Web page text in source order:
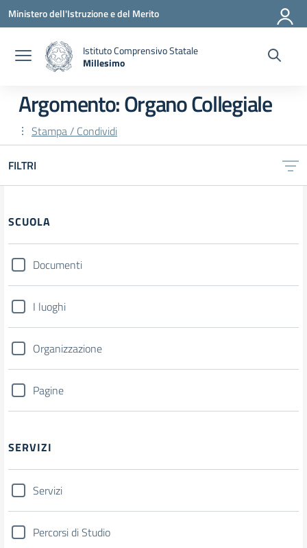
Vai ai contenuti
Vai al menu di navigazione
Vai al footer
Ministero dell'Istruzione e del Merito
Istituto Comprensivo Statale
Millesimo
Argomento: Organo Collegiale
Stampa / Condividi
FILTRI
Filtri
SCUOLA
Documenti
I luoghi
Organizzazione
Pagine
SERVIZI
Servizi
Percorsi di Studio